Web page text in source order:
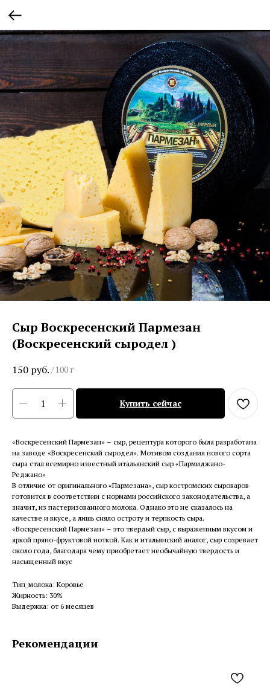
Сыр Воскресенский Пармезан
(Воскресенский сыродел )
150 руб. / 100 г
Купить сейчас
«Воскресенский Пармезан» – сыр, рецептура которого была разработана
на заводе «Воскресенский сыродел». Мотивом создания нового сорта
сыра стал всемирно известный итальянский сыр «Пармиджано-
Реджано»
В отличие от оригинального «Пармезана», сыр костромских сыроваров
готовится в соответствии с нормами российского законодательства, а
значит, из пастеризованного молока. Однако это не сказалось на
качестве и вкусе, а лишь сняло остроту и терпкость сыра.
«Воскресенский Пармезан» – это твердый сыр, с выраженным вкусом и
яркой пряно-фруктовой ноткой. Как и итальянский аналог, сыр созревает
около года, благодаря чему приобретает необычайную твердость и
насыщенный вкус
Тип_молока: Коровье
Жирность: 30%
Выдержка: от 6 месяцев
Рекомендации